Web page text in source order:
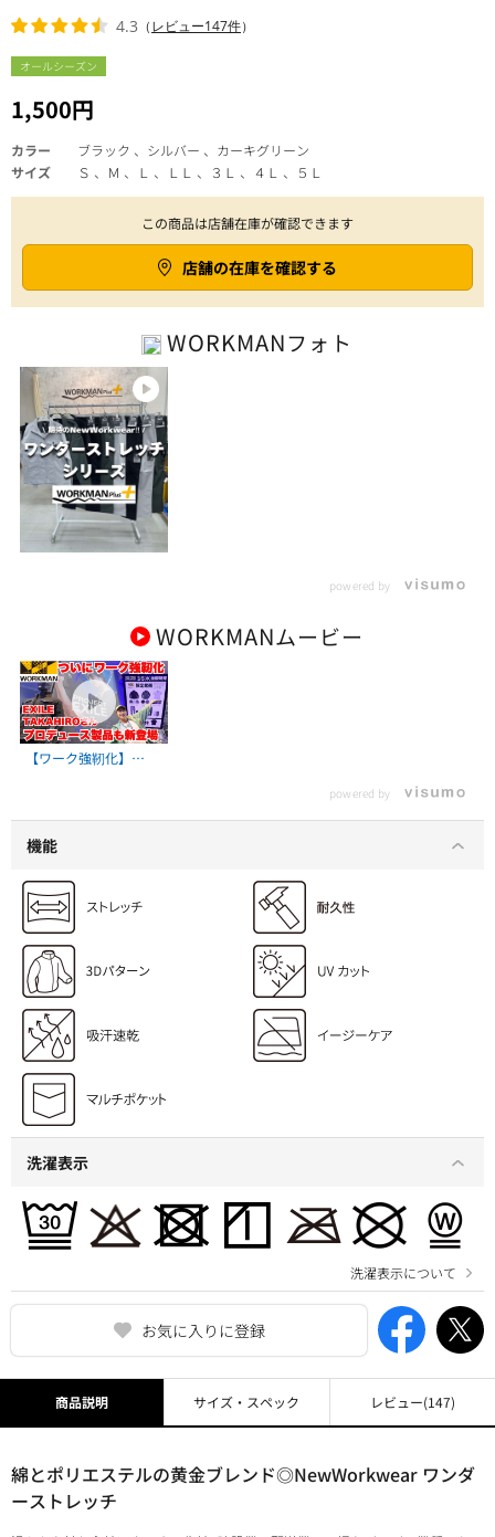
オールシーズン
1,500円
4.3 （レビュー147件）
お気に入りに登録
カラー
ブラック 、シルバー 、カーキグリーン
サイズ
Ｓ 、Ｍ 、Ｌ 、ＬＬ 、３Ｌ 、４Ｌ 、５Ｌ
この商品は店舗在庫が確認できます
店舗の在庫を確認する
WORKMANフォト
powered by
WORKMANムービー
【ワーク強靭化】
上下セット3400円の新
世代ワークウェアが凄
い！
powered by
機能
洗濯表示
洗濯表示について
商品説明
綿とポリエステルの黄金ブレンド◎NewWorkwear ワンダ
ーストレッチ
サイズ・スペック レビュー(147)